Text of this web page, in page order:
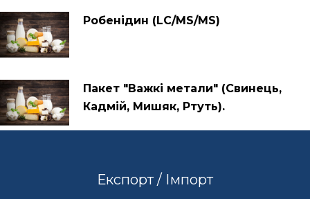
Робенідин (LC/MS/MS)
Пакет "Важкі метали" (Свинець,
Кадмій, Мишяк, Ртуть).
Експорт / Імпорт